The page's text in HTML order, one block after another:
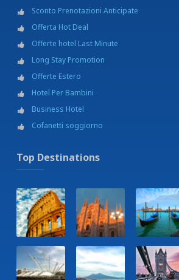
Sconto Prenotazioni Anticipate
Offerta Hot Deal
Offerte hotel Last Minute
Long Stay Promotion
Offerte Estero
Hotel Per Bambini
Business Hotel
Cofanetti soggiorno
Top Destinations